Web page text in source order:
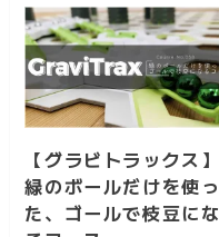
【グラビトラックス】
緑のボールだけを使っ
た、ゴールで枝豆にな